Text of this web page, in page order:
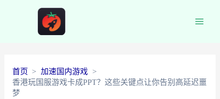
首页
加速国内游戏
香港玩国服游戏卡成PPT？这些关键点让你告别高延迟噩
梦